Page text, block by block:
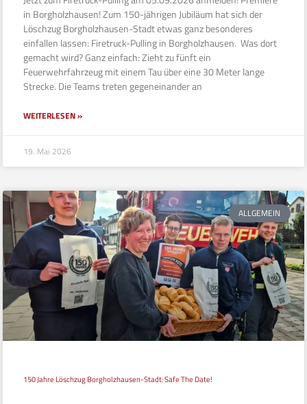
in Borgholzhausen! Zum 150-jährigen Jubiläum hat sich der
Löschzug Borgholzhausen-Stadt etwas ganz besonderes
einfallen lassen: Firetruck-Pulling in Borgholzhausen. Was dort
gemacht wird? Ganz einfach: Zieht zu fünft ein
Feuerwehrfahrzeug mit einem Tau über eine 30 Meter lange
Strecke. Die Teams treten gegeneinander an
WEITERLESEN »
19. Mai 2026
ALLGEMEIN
150 Jahre Löschzug Borgholzhausen-Stadt: Safe The Date!